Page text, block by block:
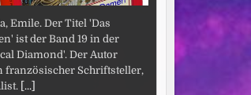
Emile. Der Titel 'Das
ist der Band 19 in der
Diamond'. Der Autor
französischer Schriftsteller,
[...]